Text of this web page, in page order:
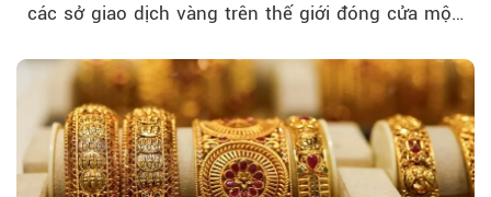
các sở giao dịch vàng trên thế giới đóng cửa một